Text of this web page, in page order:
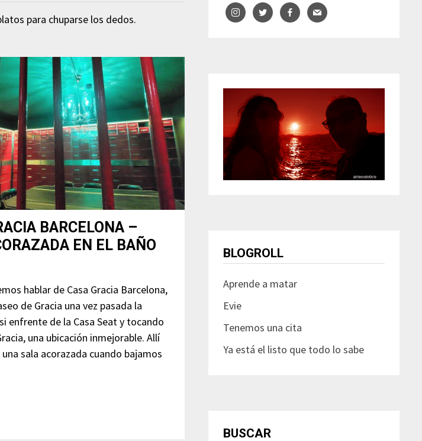
para chuparse los dedos.
BARCELONA –
EN EL BAÑO
hablar de Casa Gracia Barcelona,
de Gracia una vez pasada la
enfrente de la Casa Seat y tocando
una ubicación inmejorable. Allí
sala acorazada cuando bajamos
BLOGROLL
Aprende a matar
Evie
Tenemos una cita
Ya está el listo que todo lo sabe
BUSCAR